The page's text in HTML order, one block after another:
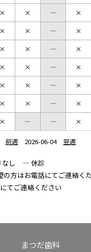
前週 2026-06-04 翌週
なし ― 休診
の方はお電話にてご連絡く
てご連絡ください
まつだ歯科